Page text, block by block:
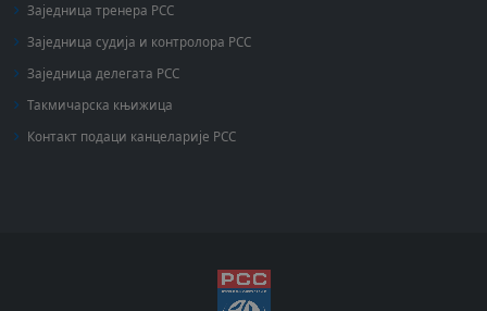
Заједница тренера РСС
Заједница судија и контролора РСС
Заједница делегата РСС
Такмичарска књижица
Контакт подаци канцеларије РСС